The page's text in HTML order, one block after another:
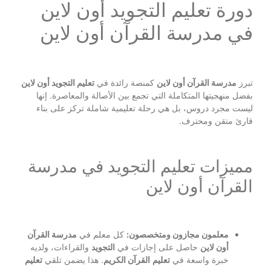
دورة تعليم التجويد أون لاين
في مدرسة القرآن أون لاين
تبرز مدرسة القرآن أون لاين كمنصة رائدة في تعليم التجويد أون لاين
بفضل منهجيتها المتكاملة التي تجمع بين الأصالة والمعاصرة. إنها
ليست مجرد دروس، بل هي رحلة تعليمية شاملة تركز على بناء
قارئ متقن ومحترف.
مميزات تعليم التجويد في مدرسة
القرآن أون لاين
معلمون مجازون ومتخصصون: كل معلم في مدرسة القرآن
أون لاين حاصل على إجازات في التجويد والقراءات، ولديه
خبرة واسعة في تعليم القرآن الكريم. هذا يضمن تلقي تعليم